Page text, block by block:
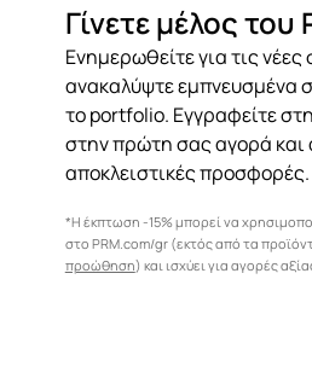
Γίνετε μέλος του
Ενημερωθείτε για τις
ανακαλύψτε εμπνευσμένα
το portfolio. Εγγραφείτε
στην πρώτη σας αγορά
αποκλειστικές προσφορές.
*Η έκπτωση -15% μπορεί να
στο PRM.com/gr (εκτός από τα
προώθηση) και ισχύει για αγορές